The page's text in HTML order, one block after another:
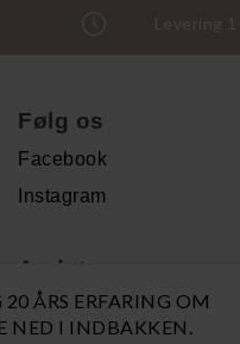
ÅRS ERFARING OM
NED I INDBAKKEN.
Levering
Følg os
Facebook
Instagram
Andet
Handelsbetingelser